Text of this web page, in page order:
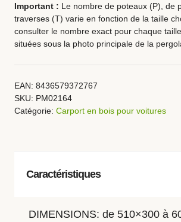
Important : Le nombre de poteaux (P), de
traverses (T) varie en fonction de la taille
consulter le nombre exact pour chaque
situées sous la photo principale de la
EAN: 8436579372767
SKU: PM02164
Catégorie: Carport en bois pour voitures
Caractéristiques
DIMENSIONS: de 510×300 à